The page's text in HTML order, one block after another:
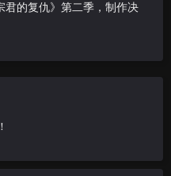
君的复仇》第二季，制作决